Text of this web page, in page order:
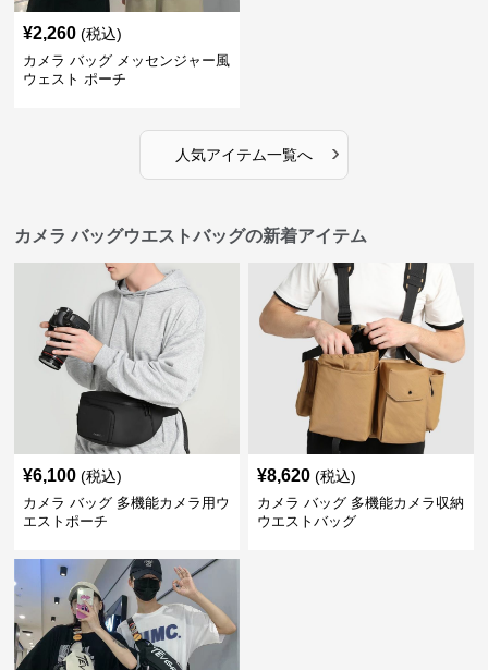
¥2,260 (税込)
カメラ バッグ メッセンジャー風
ウェスト ポーチ
人気アイテム一覧へ ›
カメラ バッグウエストバッグの新着アイテム
¥6,100 (税込)
カメラ バッグ 多機能カメラ用ウ
エストポーチ
¥8,620 (税込)
カメラ バッグ 多機能カメラ収納
ウエストバッグ